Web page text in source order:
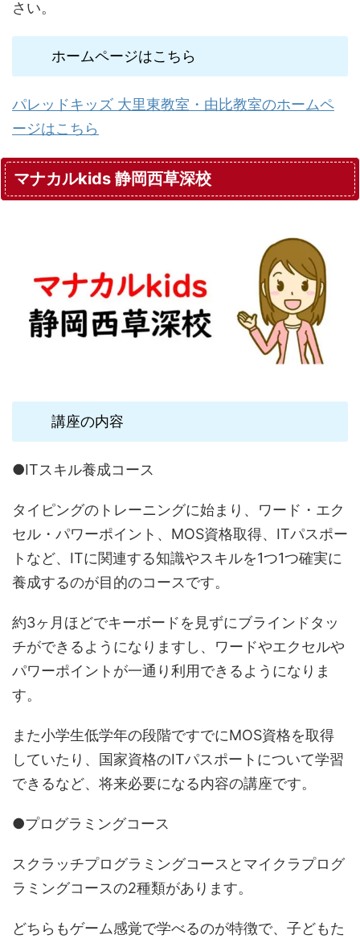
さい。
ホームページはこちら
パレッドキッズ 大里東教室・由比教室のホームペ
ージはこちら
マナカルkids 静岡西草深校
講座の内容
●ITスキル養成コース
タイピングのトレーニングに始まり、ワード・エク
セル・パワーポイント、MOS資格取得、ITパスポー
トなど、ITに関連する知識やスキルを1つ1つ確実に
養成するのが目的のコースです。
約3ヶ月ほどでキーボードを見ずにブラインドタッ
チができるようになりますし、ワードやエクセルや
パワーポイントが一通り利用できるようになりま
す。
また小学生低学年の段階ですでにMOS資格を取得
していたり、国家資格のITパスポートについて学習
できるなど、将来必要になる内容の講座です。
●プログラミングコース
スクラッチプログラミングコースとマイクラプログ
ラミングコースの2種類があります。
どちらもゲーム感覚で学べるのが特徴で、子どもた